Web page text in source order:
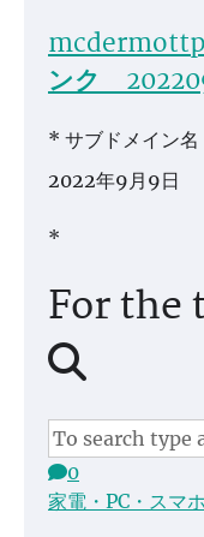
ンク
* サブドメイン
2022年9月9日
*
For the
0
家電・PC・スマホ